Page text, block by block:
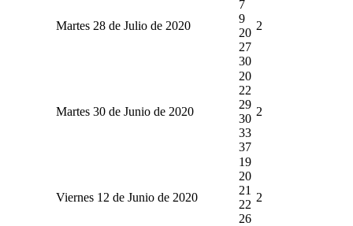
Martes 28 de Julio de 2020
7
9
20
27
30
2
Martes 30 de Junio de 2020
20
22
29
30
33
37
2
Viernes 12 de Junio de 2020
19
20
21
22
26
2